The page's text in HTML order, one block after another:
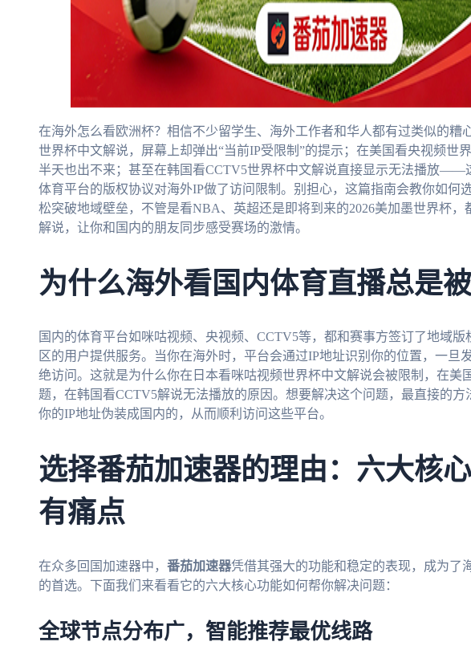
在海外怎么看欧洲杯？相信不少留学生、海外工作者和华人都有过类似的糟
世界杯中文解说，屏幕上却弹出“当前IP受限制”的提示；在美国看央视频世
半天也出不来；甚至在韩国看CCTV5世界杯中文解说直接显示无法播放——
体育平台的版权协议对海外IP做了访问限制。别担心，这篇指南会教你如何
松突破地域壁垒，不管是看NBA、英超还是即将到来的2026美加墨世界杯，
解说，让你和国内的朋友同步感受赛场的激情。
为什么海外看国内体育直播总是被
国内的体育平台如咪咕视频、央视频、CCTV5等，都和赛事方签订了地域
区的用户提供服务。当你在海外时，平台会通过IP地址识别你的位置，一旦
绝访问。这就是为什么你在日本看咪咕视频世界杯中文解说会被限制，在美
题，在韩国看CCTV5解说无法播放的原因。想要解决这个问题，最直接的
你的IP地址伪装成国内的，从而顺利访问这些平台。
选择番茄加速器的理由：六大核
有痛点
在众多回国加速器中， 番茄加速器凭借其强大的功能和稳定的表现，成为了
的首选。下面我们来看看它的六大核心功能如何帮你解决问题：
全球节点分布广，智能推荐最优线路